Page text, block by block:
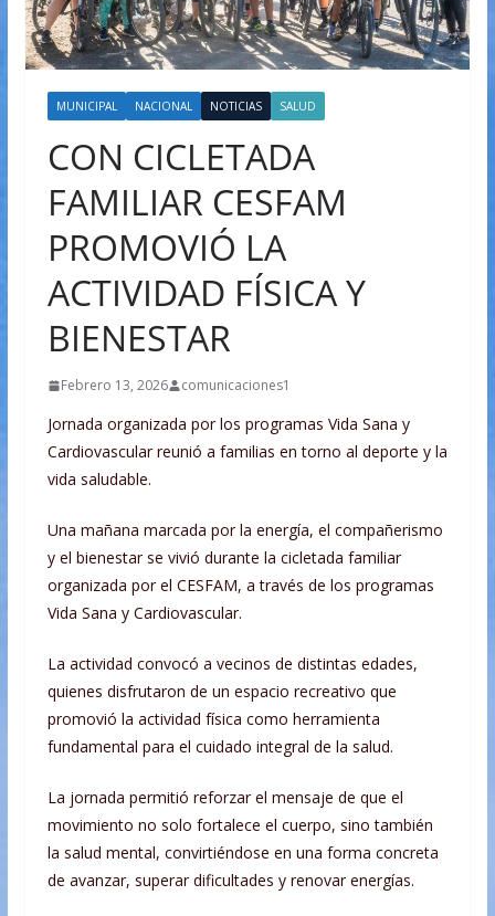
MUNICIPAL NACIONAL NOTICIAS SALUD
CON CICLETADA
FAMILIAR CESFAM
PROMOVIÓ LA
ACTIVIDAD FÍSICA Y
BIENESTAR
Febrero 13, 2026 comunicaciones1
Jornada organizada por los programas Vida Sana y
Cardiovascular reunió a familias en torno al deporte y la
vida saludable.
Una mañana marcada por la energía, el compañerismo
y el bienestar se vivió durante la cicletada familiar
organizada por el CESFAM, a través de los programas
Vida Sana y Cardiovascular.
La actividad convocó a vecinos de distintas edades,
quienes disfrutaron de un espacio recreativo que
promovió la actividad física como herramienta
fundamental para el cuidado integral de la salud.
La jornada permitió reforzar el mensaje de que el
movimiento no solo fortalece el cuerpo, sino también
la salud mental, convirtiéndose en una forma concreta
de avanzar, superar dificultades y renovar energías.